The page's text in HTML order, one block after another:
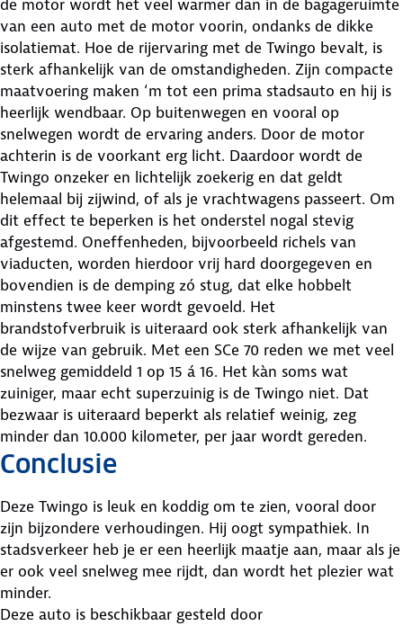
de motor wordt het veel warmer dan in de bagageruimte
van een auto met de motor voorin, ondanks de dikke
isolatiemat. Hoe de rijervaring met de Twingo bevalt, is
sterk afhankelijk van de omstandigheden. Zijn compacte
maatvoering maken ‘m tot een prima stadsauto en hij is
heerlijk wendbaar. Op buitenwegen en vooral op
snelwegen wordt de ervaring anders. Door de motor
achterin is de voorkant erg licht. Daardoor wordt de
Twingo onzeker en lichtelijk zoekerig en dat geldt
helemaal bij zijwind, of als je vrachtwagens passeert. Om
dit effect te beperken is het onderstel nogal stevig
afgestemd. Oneffenheden, bijvoorbeeld richels van
viaducten, worden hierdoor vrij hard doorgegeven en
bovendien is de demping zó stug, dat elke hobbelt
minstens twee keer wordt gevoeld. Het
brandstofverbruik is uiteraard ook sterk afhankelijk van
de wijze van gebruik. Met een SCe 70 reden we met veel
snelweg gemiddeld 1 op 15 á 16. Het kàn soms wat
zuiniger, maar echt superzuinig is de Twingo niet. Dat
bezwaar is uiteraard beperkt als relatief weinig, zeg
minder dan 10.000 kilometer, per jaar wordt gereden.
Conclusie
Deze Twingo is leuk en koddig om te zien, vooral door
zijn bijzondere verhoudingen. Hij oogt sympathiek. In
stadsverkeer heb je er een heerlijk maatje aan, maar als je
er ook veel snelweg mee rijdt, dan wordt het plezier wat
minder.
Deze auto is beschikbaar gesteld door